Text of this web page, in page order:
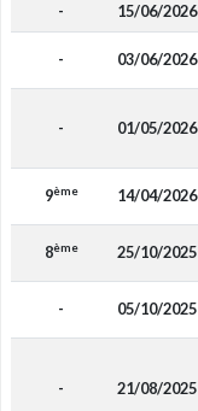
- 15/06/2026
- 03/06/2026
- 01/05/2026
9ème 14/04/2026
8ème 25/10/2025
- 05/10/2025
- 21/08/2025